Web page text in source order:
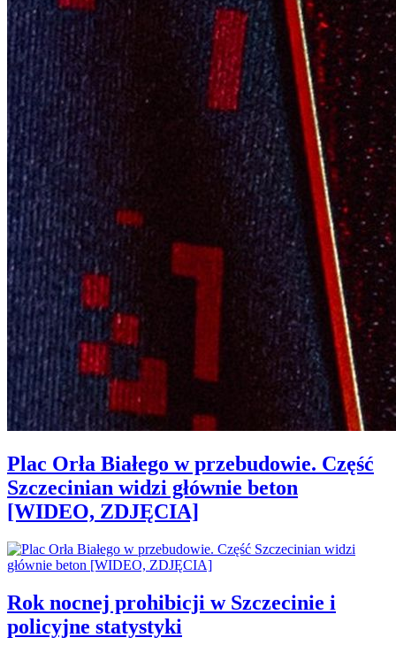
Plac Orła Białego w przebudowie. Część
Szczecinian widzi głównie beton
[WIDEO, ZDJĘCIA]
Rok nocnej prohibicji w Szczecinie i
policyjne statystyki